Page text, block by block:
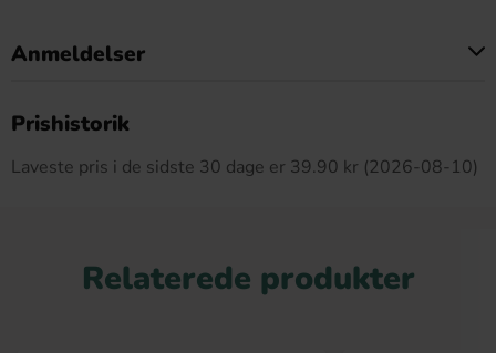
Anmeldelser
Prishistorik
Laveste pris i de sidste 30 dage er 39.90 kr (2026-08-10)
Relaterede produkter